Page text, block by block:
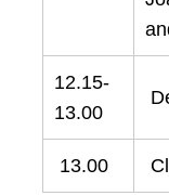
12.15-
13.00
13.00